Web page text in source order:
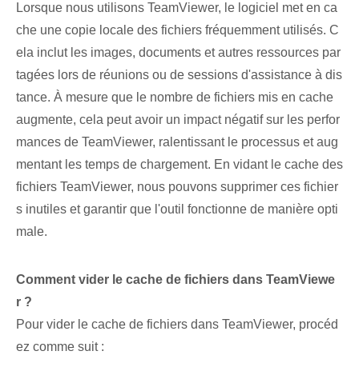
Lorsque nous utilisons TeamViewer, le logiciel met en ca
che une copie locale des fichiers fréquemment utilisés. C
ela inclut les images, documents et autres ressources par
tagées lors de réunions ou de sessions d'assistance à dis
tance. À mesure que le nombre de fichiers mis en cache
augmente, cela peut avoir un impact négatif sur les perfor
mances de TeamViewer, ralentissant le processus et aug
mentant les temps de chargement. En vidant le cache des
fichiers TeamViewer, nous pouvons supprimer ces fichier
s inutiles et garantir que l'outil fonctionne de manière opti
male.
Comment vider le cache de fichiers dans TeamViewe
r ?
Pour vider le cache de fichiers dans TeamViewer, procéd
ez comme suit :